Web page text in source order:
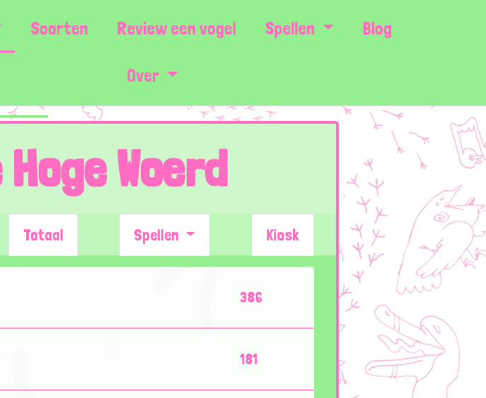
Soorten Review een vogel Spellen Blog
Over
Woerd
Totaal Spellen Kiosk
386
181